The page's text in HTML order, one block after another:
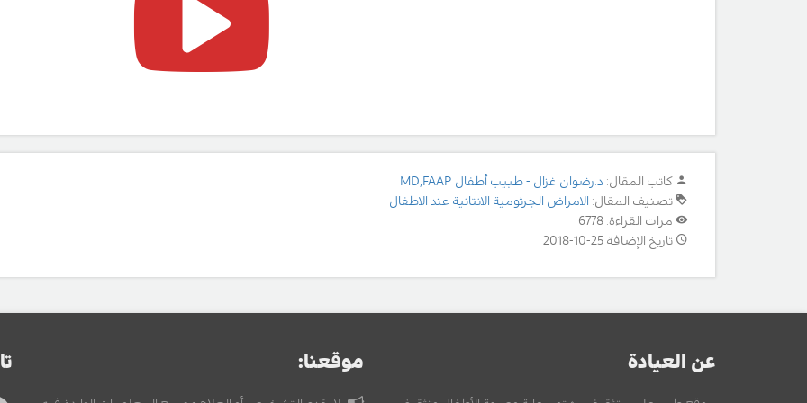
كاتب المقال: د.رضوان غزال - طبيب أطفال MD,FAAP
تصنيف المقال: الامراض الجرثومية الانتانية عند الاطفال
مرات القراءة: 6778
تاريخ الإضافة 25-10-2018
عن العيادة موقعنا: